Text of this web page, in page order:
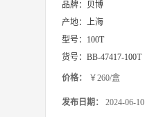
品牌： 贝博
产地： 上海
型号： 100T
货号： BB-47417-100T
价格： ￥260/盒
发布日期： 2024-06-10